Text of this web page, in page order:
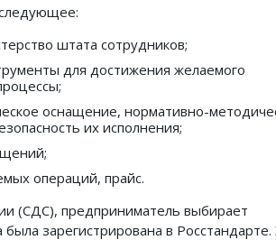
штата сотрудников;
для достижения желаемого
оснащение, нормативно-
их исполнения;
операций, прайс.
(СДС), предприниматель выбирает
зарегистрирована в Росстандарте.